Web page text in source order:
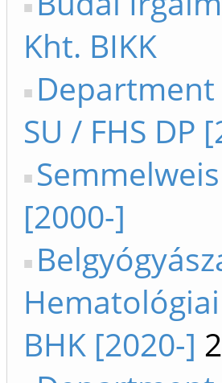
Kht. BIKK
SU / FHS DP
[2000-]
BHK [2020-]